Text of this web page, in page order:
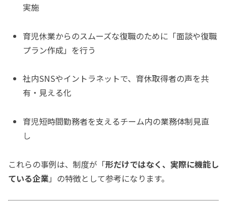
実施
育児休業からのスムーズな復職のために「面談や復職
プラン作成」を行う
社内SNSやイントラネットで、育休取得者の声を共
有・見える化
育児短時間勤務者を支えるチーム内の業務体制見直
し
これらの事例は、制度が「形だけではなく、実際に機能し
ている企業」の特徴として参考になります。